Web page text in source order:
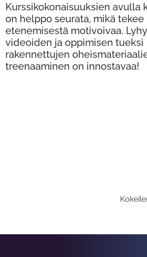
Kurssikokonaisuuksien avulla
on helppo seurata, mikä tekee
etenemisestä motivoivaa.
videoiden ja oppimisen tueksi
rakennettujen
treenaaminen on innostavaa!